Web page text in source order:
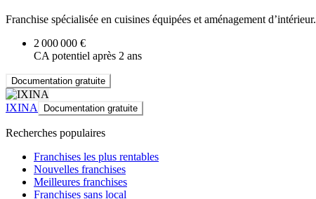
Franchise spécialisée en cuisines équipées et aménagement d’intérieur.
2 000 000 €
CA potentiel après 2 ans
Documentation gratuite
IXINA Documentation gratuite
Recherches populaires
Franchises les plus rentables
Nouvelles franchises
Meilleures franchises
Franchises sans local